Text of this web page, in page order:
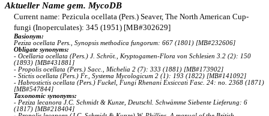
Aktueller Name gem. MycoDB
Current name: Pezicula ocellata (Pers.) Seaver, The North American Cup-
fungi (Inoperculates): 345 (1951) [MB#302629]
Basionym:
Peziza ocellata Pers., Synopsis methodica fungorum: 667 (1801) [MB#232606]
Obligate synonyms:
- Ocellaria ocellata (Pers.) J. Schröt., Kryptogamen-Flora von Schlesien 3.2 (2): 150
(1893) [MB#431881]
- Propolis ocellata (Pers.) Sacc., Michelia 2 (7): 333 (1881) [MB#173902]
- Stictis ocellata (Pers.) Fr., Systema Mycologicum 2 (1): 193 (1822) [MB#141092]
- Habrostictis ocellata (Pers.) Fuckel, Fungi Rhenani Exsiccati Fasc. 24: no. 2368 (1871)
[MB#547844]
Taxonomic synonyms:
- Peziza lecanora J.C. Schmidt & Kunze, Deutschl. Schwämme Siebente Lieferung: 6
(1817) [MB#218404]